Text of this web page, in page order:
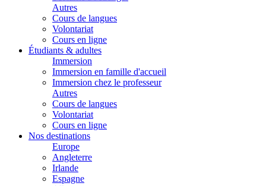
Autres
Cours de langues
Volontariat
Cours en ligne
Étudiants & adultes
Immersion
Immersion en famille d'accueil
Immersion chez le professeur
Autres
Cours de langues
Volontariat
Cours en ligne
Nos destinations
Europe
Angleterre
Irlande
Espagne